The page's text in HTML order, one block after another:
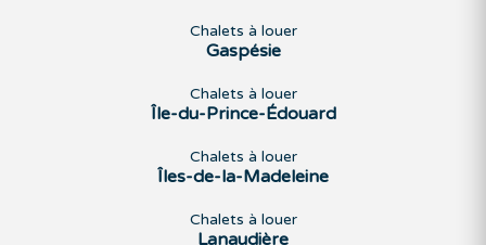
Chalets à louer
Gaspésie
Chalets à louer
Île-du-Prince-Édouard
Chalets à louer
Îles-de-la-Madeleine
Chalets à louer
Lanaudière